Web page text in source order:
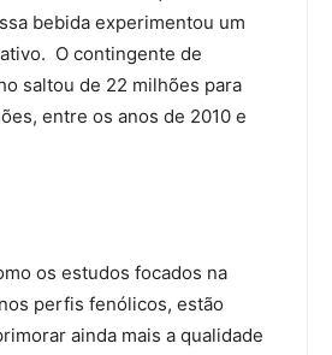
bebida experimentou um
O contingente de
saltou de 22 milhões para
entre os anos de 2010 e
os estudos focados na
perfis fenólicos, estão
ainda mais a qualidade